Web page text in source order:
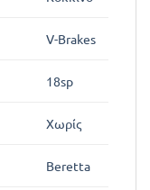
V-Brakes
18sp
Χωρίς
Beretta